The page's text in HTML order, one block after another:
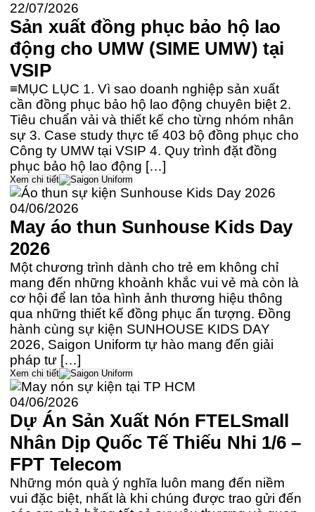
22/07/2026
Sản xuất đồng phục bảo hộ lao
động cho UMW (SIME UMW) tại
VSIP
≡MỤC LỤC 1. Vì sao doanh nghiệp sản xuất
cần đồng phục bảo hộ lao động chuyên biệt 2.
Tiêu chuẩn vải và thiết kế cho từng nhóm nhân
sự 3. Case study thực tế 403 bộ đồng phục cho
Công ty UMW tại VSIP 4. Quy trình đặt đồng
phục bảo hộ lao động […]
Xem chi tiết
04/06/2026
May áo thun Sunhouse Kids Day
2026
Một chương trình dành cho trẻ em không chỉ
mang đến những khoảnh khắc vui vẻ mà còn là
cơ hội để lan tỏa hình ảnh thương hiệu thông
qua những thiết kế đồng phục ấn tượng. Đồng
hành cùng sự kiện SUNHOUSE KIDS DAY
2026, Saigon Uniform tự hào mang đến giải
pháp tư […]
Xem chi tiết
04/06/2026
Dự Án Sản Xuất Nón FTELSmall
Nhân Dịp Quốc Tế Thiếu Nhi 1/6 –
FPT Telecom
Những món quà ý nghĩa luôn mang đến niềm
vui đặc biệt, nhất là khi chúng được trao gửi đến